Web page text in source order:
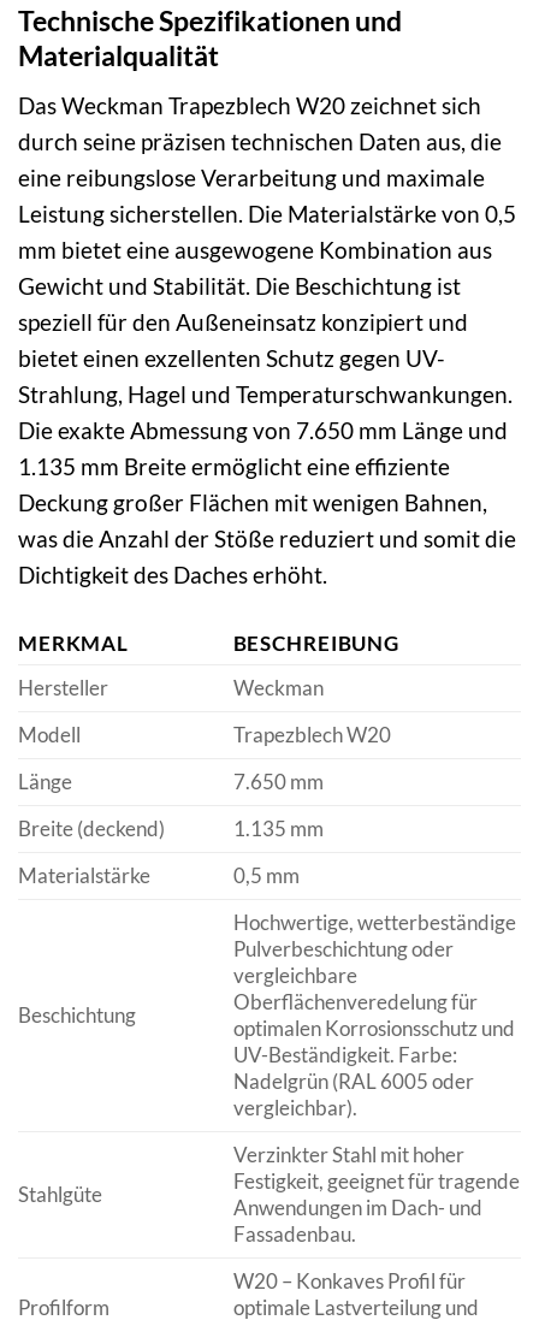
Technische Spezifikationen und
Materialqualität
Das Weckman Trapezblech W20 zeichnet sich
durch seine präzisen technischen Daten aus, die
eine reibungslose Verarbeitung und maximale
Leistung sicherstellen. Die Materialstärke von 0,5
mm bietet eine ausgewogene Kombination aus
Gewicht und Stabilität. Die Beschichtung ist
speziell für den Außeneinsatz konzipiert und
bietet einen exzellenten Schutz gegen UV-
Strahlung, Hagel und Temperaturschwankungen.
Die exakte Abmessung von 7.650 mm Länge und
1.135 mm Breite ermöglicht eine effiziente
Deckung großer Flächen mit wenigen Bahnen,
was die Anzahl der Stöße reduziert und somit die
Dichtigkeit des Daches erhöht.
MERKMAL
BESCHREIBUNG
Hersteller
Weckman
Modell
Trapezblech W20
Länge
7.650 mm
Breite (deckend)
1.135 mm
Materialstärke
0,5 mm
Beschichtung
Hochwertige, wetterbeständige
Pulverbeschichtung oder
vergleichbare
Oberflächenveredelung für
optimalen Korrosionsschutz und
UV-Beständigkeit. Farbe:
Nadelgrün (RAL 6005 oder
vergleichbar).
Stahlgüte
Verzinkter Stahl mit hoher
Festigkeit, geeignet für tragende
Anwendungen im Dach- und
Fassadenbau.
Profilform
W20 – Konkaves Profil für
optimale Lastverteilung und